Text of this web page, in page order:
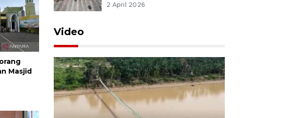
Masjid
2 April 2026
Video